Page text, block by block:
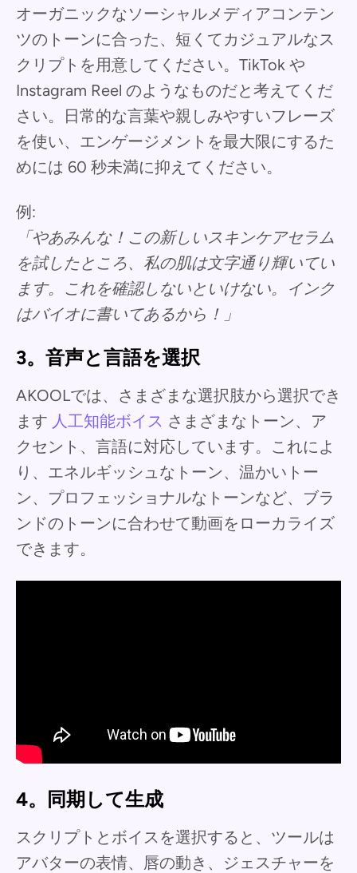
オーガニックなソーシャルメディアコンテン
ツのトーンに合った、短くてカジュアルなス
クリプトを用意してください。TikTok や
Instagram Reel のようなものだと考えてくだ
さい。日常的な言葉や親しみやすいフレーズ
を使い、エンゲージメントを最大限にするた
めには 60 秒未満に抑えてください。
例:
「やあみんな！この新しいスキンケアセラム
を試したところ、私の肌は文字通り輝いてい
ます。これを確認しないといけない。インク
はバイオに書いてあるから！」
3。音声と言語を選択
AKOOLでは、さまざまな選択肢から選択でき
ます 人工知能ボイス さまざまなトーン、ア
クセント、言語に対応しています。これによ
り、エネルギッシュなトーン、温かいトー
ン、プロフェッショナルなトーンなど、ブラ
ンドのトーンに合わせて動画をローカライズ
できます。
4。同期して生成
スクリプトとボイスを選択すると、ツールは
アバターの表情、唇の動き、ジェスチャーを